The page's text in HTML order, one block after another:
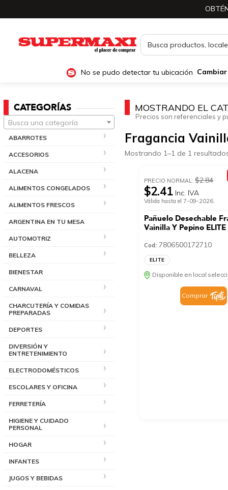
No se pudo detectar tu ubicación Cambiar
CATEGORÍAS
Busca una categoría
ABARROTES
ACCESORIOS
ALACENA
ALIMENTOS CONGELADOS
ALIMENTOS FRESCOS
ARGENTINA EN TU MESA
AUTOMOTRIZ
BELLEZA
BIENESTAR
CARNAVAL
CHARCUTERÍA Y COMIDAS
PREPARADAS
DEPORTES
DIVERSIÓN Y
ENTRETENIMIENTO
ELECTRODOMÉSTICOS
ESCOLARES Y OFICINA
FERRETERÍA
HIGIENE Y CUIDADO
PERSONAL
HOGAR
INFANTES
JUGOS Y BEBIDAS
MOSTRANDO EL
Precios son referenciales y
Fragancia
Mostrando 1–1 de 1
PRECIO NORMAL:$2.84
$2.41 Inc. IVA
Válida hasta el 7-09-2026.
Pañuelo Desechable
Vainilla Y Pepino
Cod: 7806500172710
ELITE
Disponible en local
Comprar